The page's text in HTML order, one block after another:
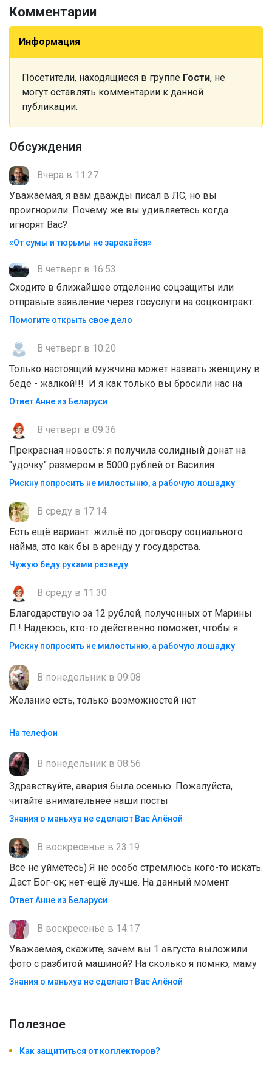
Комментарии
Информация
Посетители, находящиеся в группе Гости, не
могут оставлять комментарии к данной
публикации.
Обсуждения
Вчера в 11:27
Уважаемая, я вам дважды писал в ЛС, но вы
проигнорили. Почему же вы удивляетесь когда
игнорят Вас?
«От сумы и тюрьмы не зарекайся»
В четверг в 16:53
Сходите в ближайшее отделение соцзащиты или
отправьте заявление через госуслуги на соцконтракт.
Помогите открыть свое дело
В четверг в 10:20
Только настоящий мужчина может назвать женщину в
беде - жалкой!!! И я как только вы бросили нас на
Ответ Анне из Беларуси
В четверг в 09:36
Прекрасная новость: я получила солидный донат на
"удочку" размером в 5000 рублей от Василия
Рискну попросить не милостыню, а рабочую лошадку
В среду в 17:14
Есть ещё вариант: жильё по договору социального
найма, это как бы в аренду у государства.
Чужую беду руками разведу
В среду в 11:30
Благодарствую за 12 рублей, полученных от Марины
П.! Надеюсь, кто-то действенно поможет, чтобы я
Рискну попросить не милостыню, а рабочую лошадку
В понедельник в 09:08
Желание есть, только возможностей нет
На телефон
В понедельник в 08:56
Здравствуйте, авария была осенью. Пожалуйста,
читайте внимательнее наши посты
Знания о маньхуа не сделают Вас Алëной
В воскресенье в 23:19
Всё не уймётесь) Я не особо стремлюсь кого-то искать.
Даст Бог-ок; нет-ещё лучше. На данный момент
Ответ Анне из Беларуси
В воскресенье в 14:17
Уважаемая, скажите, зачем вы 1 августа выложили
фото с разбитой машиной? На сколько я помню, маму
Знания о маньхуа не сделают Вас Алëной
Полезноe
Как защититься от коллекторов?